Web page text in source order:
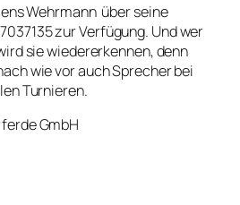
Wehrmann über seine
zur Verfügung. Und wer
sie wiedererkennen, denn
wie vor auch Sprecher bei
Turnieren.
GmbH